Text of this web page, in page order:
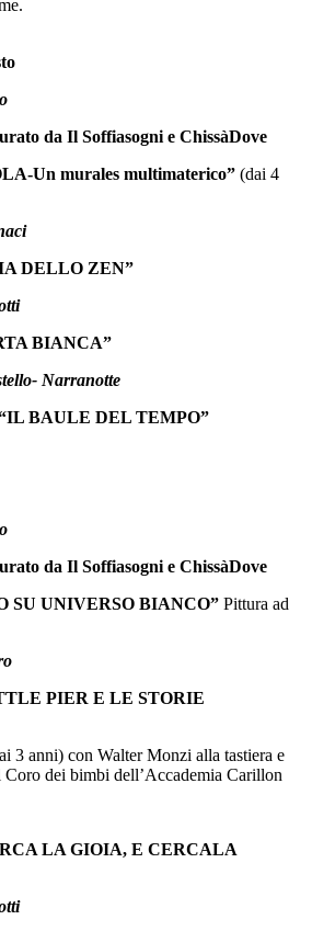
da Il Soffiasogni e ChissàDove
Un murales multimaterico” (dai 4
DELLO ZEN”
BIANCA”
Narranotte
BAULE DEL TEMPO”
da Il Soffiasogni e ChissàDove
SU UNIVERSO BIANCO” Pittura ad
PIER E LE STORIE
3 anni) con Walter Monzi alla tastiera e
Coro dei bimbi dell’Accademia Carillon
LA GIOIA, E CERCALA